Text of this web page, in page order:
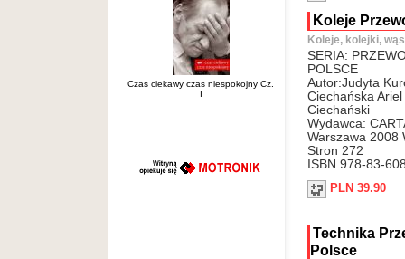
Czas ciekawy czas niespokojny Cz.
I
Koleje
Koleje, kolejki,
SERIA:
POLSCE
Autor:Judyta
Ciechańska Ariel
Ciechański
Wydawca:
Warszawa 2008
Stron 272
ISBN 978-83-
PLN 39.90
Technika
Polsce